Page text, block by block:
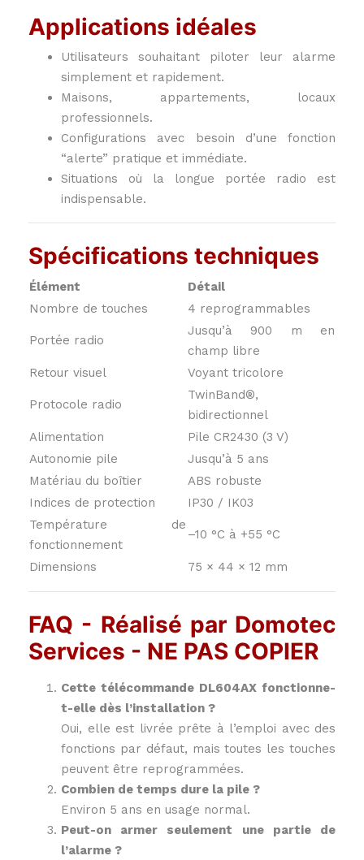
Applications idéales
Utilisateurs souhaitant piloter leur alarme
simplement et rapidement.
Maisons, appartements, locaux
professionnels.
Configurations avec besoin d’une fonction
“alerte” pratique et immédiate.
Situations où la longue portée radio est
indispensable.
Spécifications techniques
Élément
Détail
Nombre de touches
4 reprogrammables
Portée radio
Jusqu’à 900 m en
champ libre
Retour visuel
Voyant tricolore
Protocole radio
TwinBand®,
bidirectionnel
Alimentation
Pile CR2430 (3 V)
Autonomie pile
Jusqu’à 5 ans
Matériau du boîtier
ABS robuste
Indices de protection
IP30 / IK03
Température de
fonctionnement
–10 °C à +55 °C
Dimensions 75 × 44 × 12 mm
FAQ - Réalisé par Domotec
Services - NE PAS COPIER
Cette télécommande DL604AX fonctionne-
t-elle dès l’installation ?
Oui, elle est livrée prête à l’emploi avec des
fonctions par défaut, mais toutes les touches
peuvent être reprogrammées.
Combien de temps dure la pile ?
Environ 5 ans en usage normal.
Peut-on armer seulement une partie de
l’alarme ?